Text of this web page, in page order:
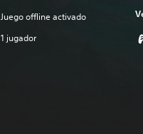
Juego offline activado
1 jugador